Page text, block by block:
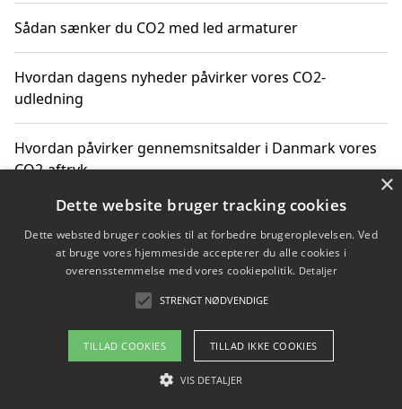
Sådan sænker du CO2 med led armaturer
Hvordan dagens nyheder påvirker vores CO2-
udledning
Hvordan påvirker gennemsnitsalder i Danmark vores
CO2-aftryk
Hvordan nyheder om CO2-udledning påvirker vores
hverdag
Om / kontakt
Blog Betingelser
×
Dette website bruger tracking cookies
Dette websted bruger cookies til at forbedre brugeroplevelsen. Ved
at bruge vores hjemmeside accepterer du alle cookies i
overensstemmelse med vores cookiepolitik. Detaljer
STRENGT NØDVENDIGE
TILLAD COOKIES TILLAD IKKE COOKIES
VIS DETALJER